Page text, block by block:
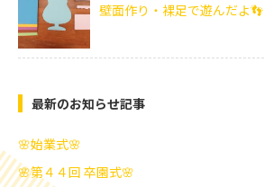
壁面作り・裸足で遊んだよ👣
最新のお知らせ記事
🌸始業式🌸
🌸第４４回 卒園式🌸